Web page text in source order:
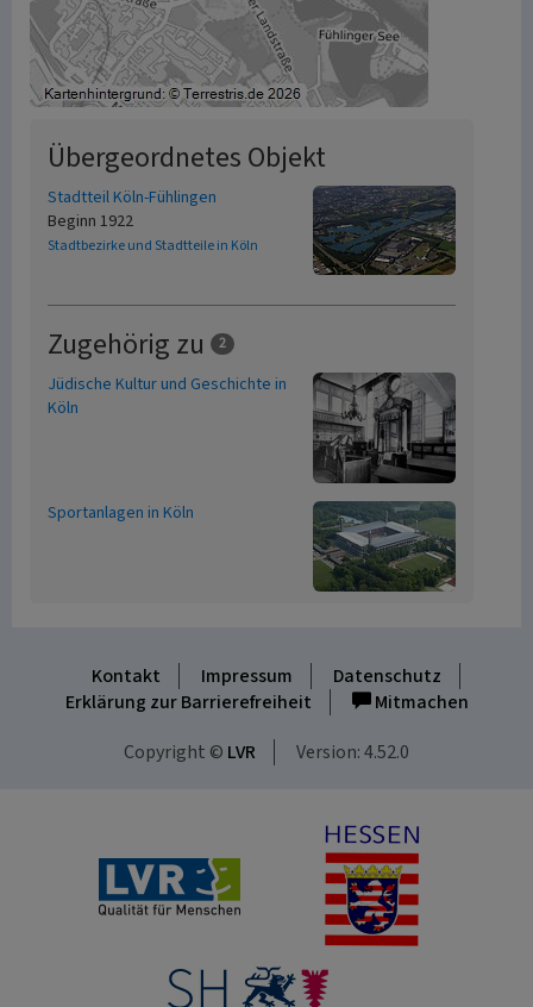
Übergeordnetes Objekt
Stadtteil Köln-Fühlingen
Beginn 1922
Stadtbezirke und Stadtteile in Köln
Zugehörig zu 2
Jüdische Kultur und Geschichte in
Köln
Sportanlagen in Köln
Kontakt Impressum
Datenschutz
Erklärung zur Barrierefreiheit
Mitmachen
Copyright © LVR Version: 4.52.0